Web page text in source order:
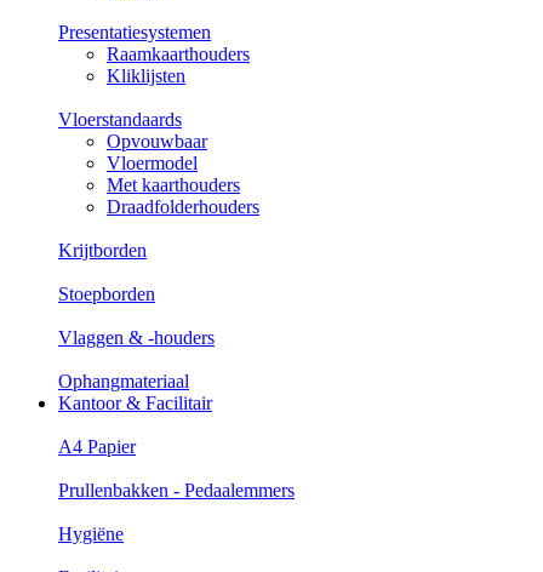
Presentatiesystemen
Raamkaarthouders
Kliklijsten
Vloerstandaards
Opvouwbaar
Vloermodel
Met kaarthouders
Draadfolderhouders
Krijtborden
Stoepborden
Vlaggen & -houders
Ophangmateriaal
Kantoor & Facilitair
A4 Papier
Prullenbakken - Pedaalemmers
Hygiëne